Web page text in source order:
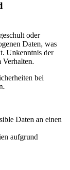
oder
Daten, was
Unkenntnis der
bei
Daten an einen
aufgrund